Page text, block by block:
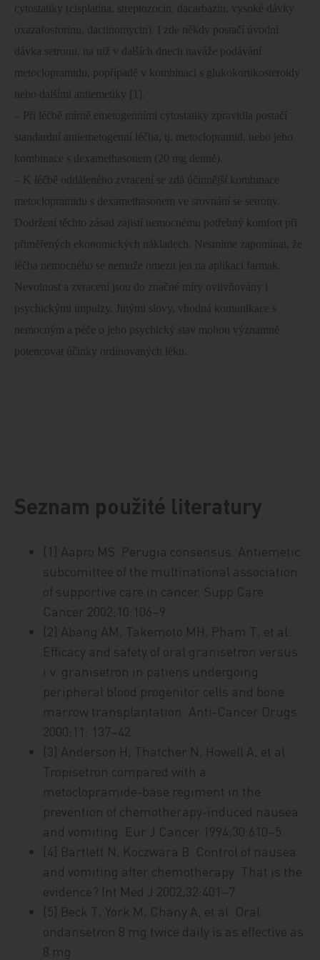
cytostatiky (cisplatina, streptozocin, dacarbazin, vysoké dávky
oxazafosforinu, dactinomycin). I zde někdy postačí úvodní
dávka setronu, na niž v dalších dnech naváže podávání
metoclopramidu, popřípadě v kombinaci s glukokortikosteroidy
nebo dalšími antiemetiky [1].
– Při léčbě mírně emetogenními cytostatiky zpravidla postačí
standardní antiemetogenní léčba, tj. metoclopramid, nebo jeho
kombinace s dexamethasonem (20 mg denně).
– K léčbě oddáleného zvracení se zdá účinnější kombinace
metoclopramidu s dexamethasonem ve srovnání se setrony.
Dodržení těchto zásad zajistí nemocnému potřebný komfort při
přiměřených ekonomických nákladech. Nesmíme zapomínat, že
léčba nemocného se nemuže omezit jen na aplikaci farmak.
Nevolnost a zvracení jsou do značné míry ovlivňovány i
psychickými impulzy. Jinými slovy, vhodná komunikace s
nemocným a péče o jeho psychický stav mohou významně
potencovat účinky ordinovaných léku.
Seznam použité literatury
[1] Aapro MS. Perugia consensus. Antiemetic
subcomittee of the multinational association
of supportive care in cancer. Supp Care
Cancer 2002;10:106–9.
[2] Abang AM, Takemoto MH, Pham T, et al.
Efficacy and safety of oral granisetron versus
i.v. granisetron in patiens undergoing
peripheral blood progenitor cells and bone
marrow transplantation. Anti-Cancer Drugs
2000;11: 137–42.
[3] Anderson H, Thatcher N, Howell A, et al.
Tropisetron compared with a
metoclopramide-base regiment in the
prevention of chemotherapy-induced nausea
and vomiting. Eur J Cancer 1994;30:610–5.
[4] Bartlett N, Koczwara B. Control of nausea
and vomiting after chemotherapy: That is the
evidence? Int Med J 2002;32:401–7.
[5] Beck T, York M, Chany A, et al. Oral
ondansetron 8 mg twice daily is as effective as
8 mg